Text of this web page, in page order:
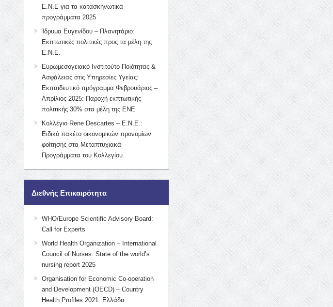
Ε.Ν.Ε για τα κατασκηνωτικά
προγράμματα 2025
Ίδρυμα Ευγενίδου – Πλανητάριο:
Εκπτωτικές πολιτικές προς τα μέλη της
Ε.Ν.Ε.
Ευρωμεσογειακό Ινστιτούτο Ποιότητας &
Ασφάλειας στις Υπηρεσίες Υγείας:
Εκπαιδευτικό πρόγραμμα Φεβρουάριος –
Απρίλιος 2025: Παροχή εκπτωτικής
πολιτικής 30% στα μέλη της ΕΝΕ
Κολλέγιο Rene Descartes – Ε.Ν.Ε.:
Ειδικό πακέτο οικονομικών προνομίων
φοίτησης στα Μεταπτυχιακά
Προγράμματα του Κολλεγίου.
Διεθνής Επικαιρότητα
WHO/Europe Scientific Advisory Board:
Call for Experts
World Health Organization – International
Council of Nurses: State of the world’s
nursing report 2025
Organisation for Economic Co-operation
and Development (OECD) – Country
Health Profiles 2021: Ελλάδα